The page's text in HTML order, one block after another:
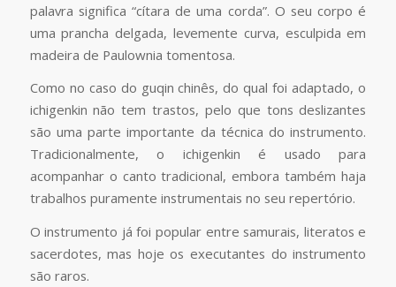
palavra significa “cítara de uma corda”. O seu corpo é
uma prancha delgada, levemente curva, esculpida em
madeira de Paulownia tomentosa.
Como no caso do guqin chinês, do qual foi adaptado, o
ichigenkin não tem trastos, pelo que tons deslizantes
são uma parte importante da técnica do instrumento.
Tradicionalmente, o ichigenkin é usado para
acompanhar o canto tradicional, embora também haja
trabalhos puramente instrumentais no seu repertório.
O instrumento já foi popular entre samurais, literatos e
sacerdotes, mas hoje os executantes do instrumento
são raros.